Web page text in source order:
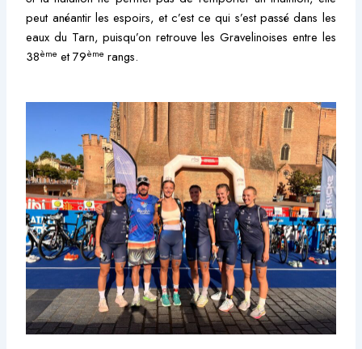
peut anéantir les espoirs, et c’est ce qui s’est passé dans les
eaux du Tarn, puisqu’on retrouve les Gravelinoises entre les
38ème et 79ème rangs.